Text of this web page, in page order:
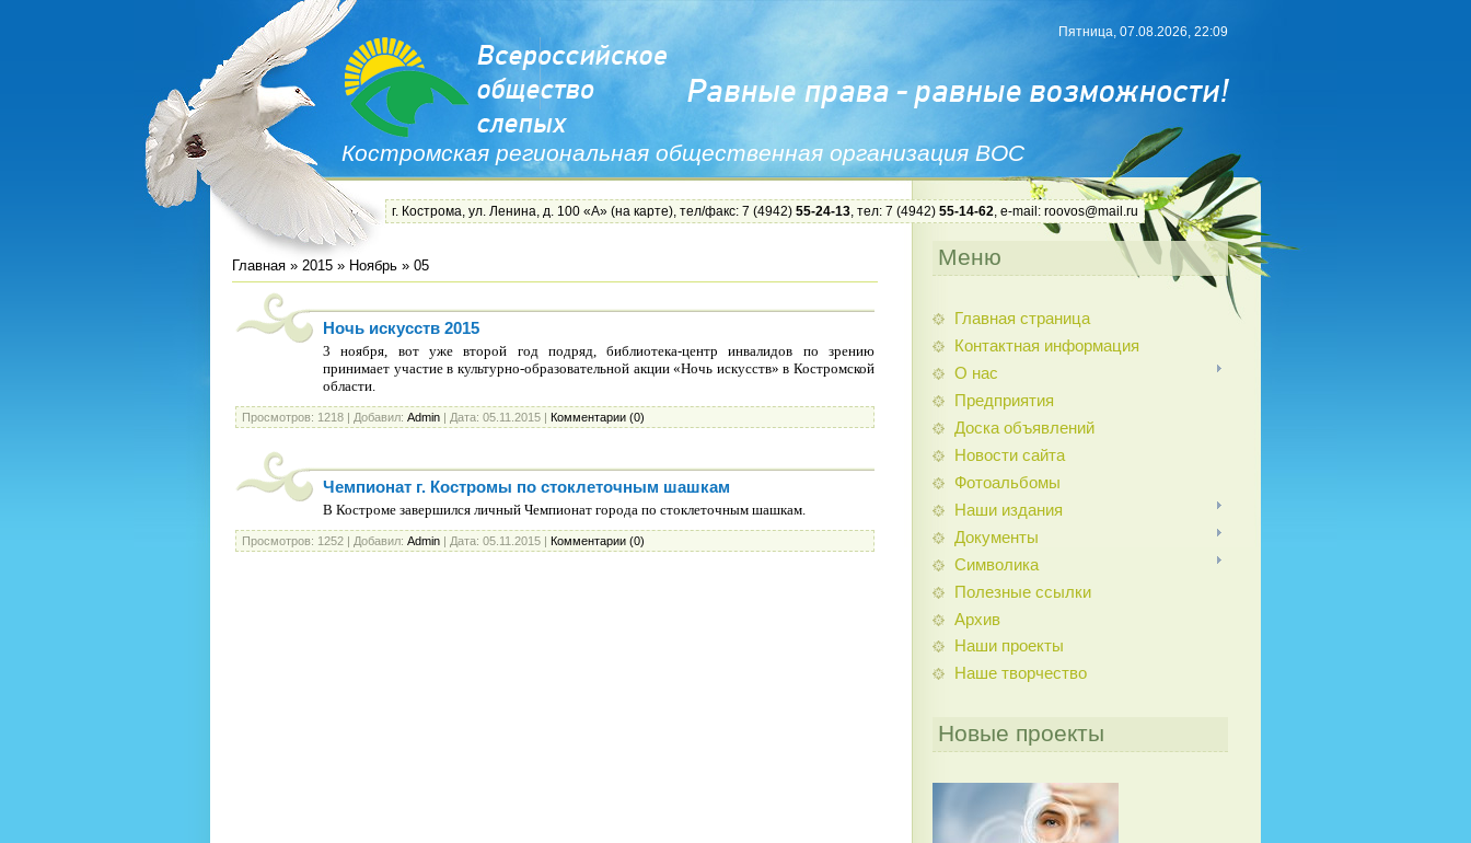
Костромская региональная общественная организация ВОС
Пятница, 07.08.2026, 22:09
г. Кострома, ул. Ленина, д. 100 «А» (на карте), тел/факс: 7 (4942) 55-24-13, тел: 7 (4942) 55-14-62, e-mail: roovos@mail.ru
Главная » 2015 » Ноябрь » 05
Ночь искусств 2015
3 ноября, вот уже второй год подряд, библиотека-центр инвалидов по зрению
принимает участие в культурно-образовательной акции «Ночь искусств» в Костромской
области.
Просмотров: 1218 Добавил: Admin Дата: 05.11.2015 Комментарии (0)
Чемпионат г. Костромы по стоклеточным шашкам
В Костроме завершился личный Чемпионат города по стоклеточным шашкам.
Просмотров: 1252 Добавил: Admin Дата: 05.11.2015 Комментарии (0)
Меню
Главная страница
Контактная информация
О нас
Предприятия
Доска объявлений
Новости сайта
Фотоальбомы
Наши издания
Документы
Символика
Полезные ссылки
Архив
Наши проекты
Наше творчество
Новые проекты